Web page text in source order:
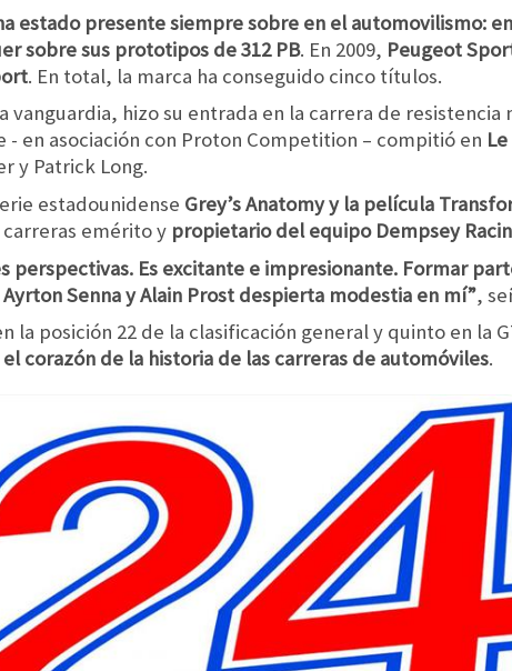
estado presente siempre sobre en el automovilismo:
sobre sus prototipos de 312 PB. En 2009, Peugeot
. En total, la marca ha conseguido cinco títulos.
vanguardia, hizo su entrada en la carrera de
- en asociación con Proton Competition – compitió en
y Patrick Long.
estadounidense Grey’s Anatomy y la película
emérito y propietario del equipo Dempsey
perspectivas. Es excitante e impresionante. Formar
Senna y Alain Prost despierta modestia en mí”,
la posición 22 de la clasificación general y quinto en la
corazón de la historia de las carreras de automóviles.